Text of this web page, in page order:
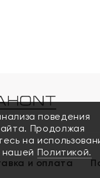
и оплата
поведения
Продолжая
на
нашей Политикой.